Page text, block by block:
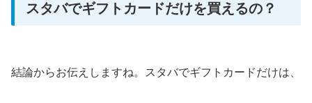
スタバでギフトカードだけを買えるの？
結論からお伝えしますね。スタバでギフトカードだけは、